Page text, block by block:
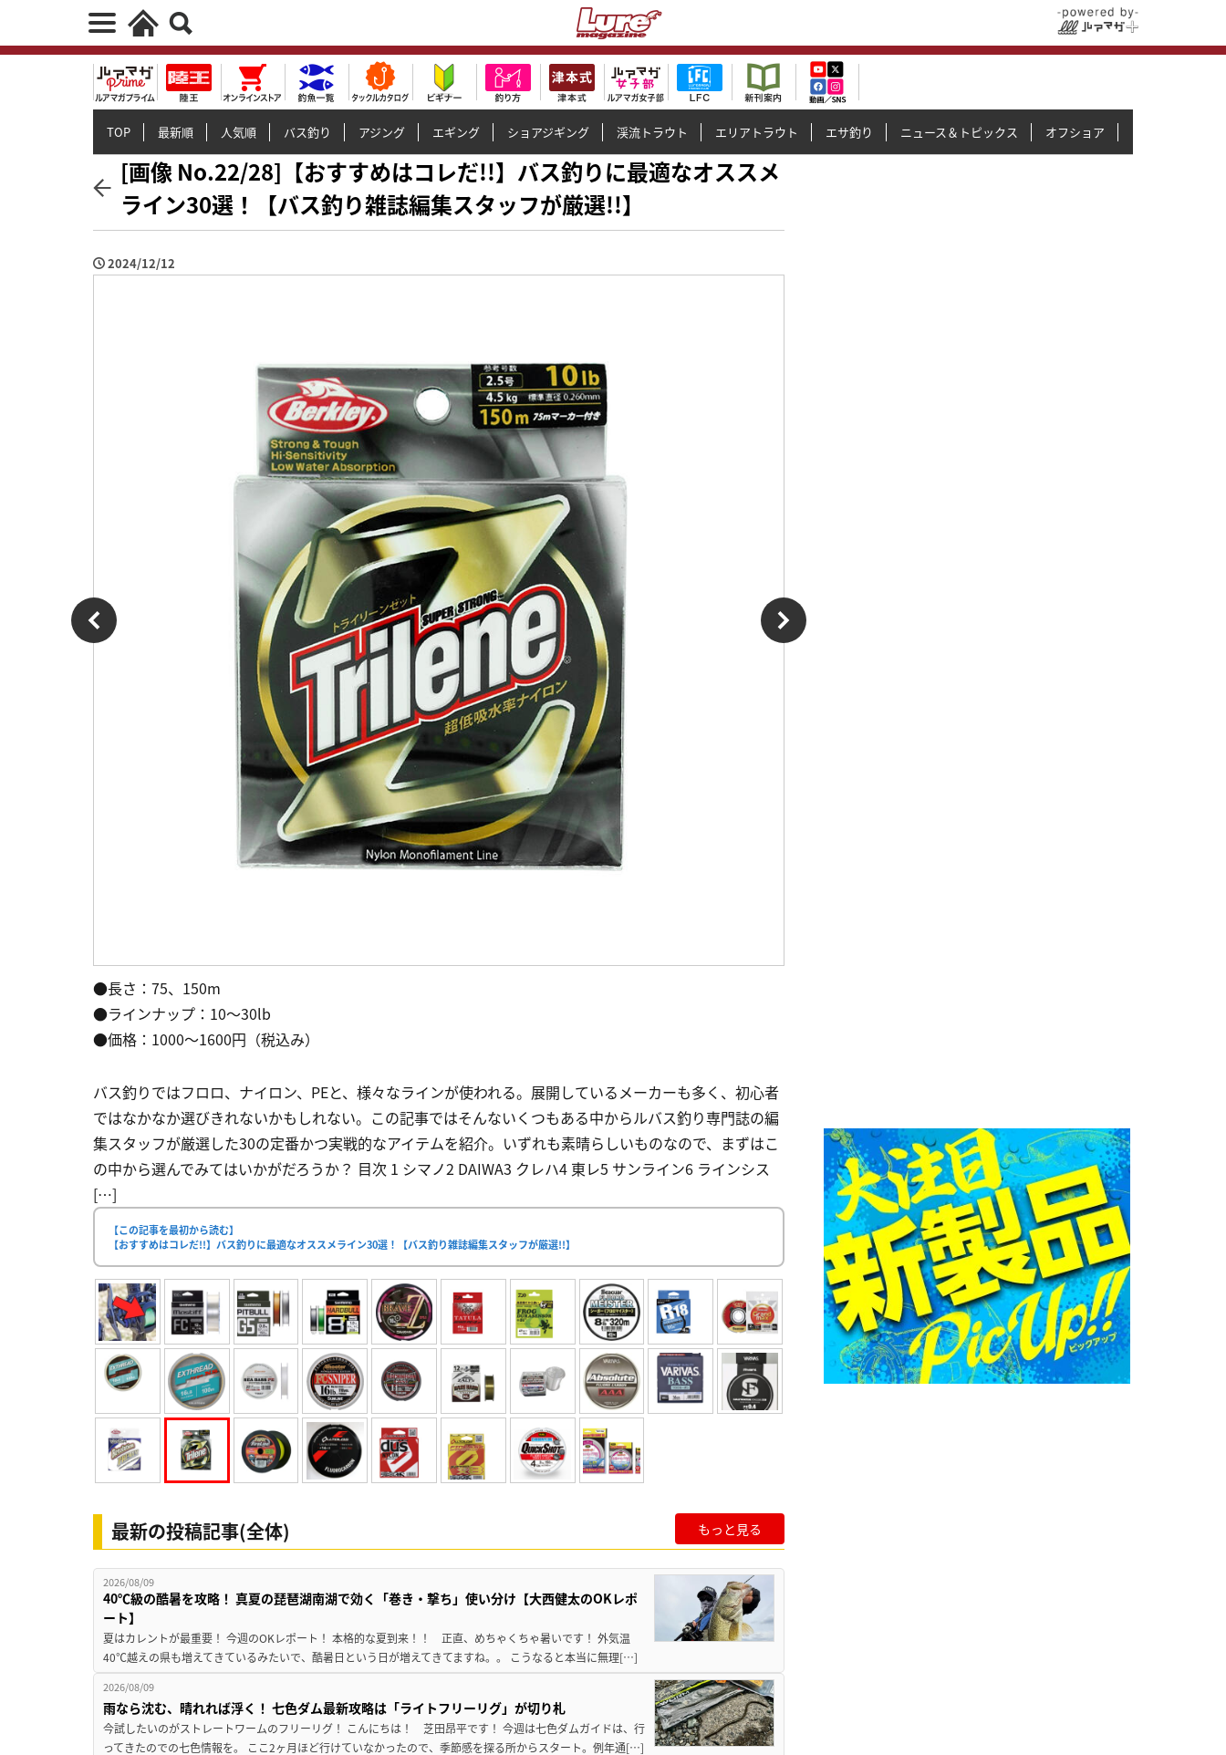
TOP 最新順 人気順 バス釣り アジング エギング ショアジギング 渓流トラウト エリアトラウト エサ釣り ニュース＆トピックス オフショア
[画像 No.22/28]【おすすめはコレだ!!】バス釣りに最適なオススメ
ライン30選！【バス釣り雑誌編集スタッフが厳選!!】
2024/12/12
●長さ：75、150m
●ラインナップ：10～30lb
●価格：1000〜1600円（税込み）
バス釣りではフロロ、ナイロン、PEと、様々なラインが使われる。展開しているメーカーも多く、初心者
ではなかなか選びきれないかもしれない。この記事ではそんないくつもある中からルバス釣り専門誌の編
集スタッフが厳選した30の定番かつ実戦的なアイテムを紹介。いずれも素晴らしいものなので、まずはこ
の中から選んでみてはいかがだろうか？ 目次 1 シマノ2 DAIWA3 クレハ4 東レ5 サンライン6 ラインシス
[…]
【この記事を最初から読む】
【おすすめはコレだ!!】バス釣りに最適なオススメライン30選！【バス釣り雑誌編集スタッフが厳選!!】
最新の投稿記事(全体) もっと見る
2026/08/09
40℃級の酷暑を攻略！ 真夏の琵琶湖南湖で効く「巻き・撃ち」使い分け【大西健太のOKレポ
ート】
夏はカレントが最重要！ 今週のOKレポート！ 本格的な夏到来！！ 正直、めちゃくちゃ暑いです！ 外気温
40℃越えの県も増えてきているみたいで、酷暑日という日が増えてきてますね。。 こうなると本当に無理[…]
2026/08/09
雨なら沈む、晴れれば浮く！ 七色ダム最新攻略は「ライトフリーリグ」が切り札
今試したいのがストレートワームのフリーリグ！ こんにちは！ 芝田昂平です！ 今週は七色ダムガイドは、行
ってきたのでの七色情報を。 ここ2ヶ月ほど行けていなかったので、季節感を探る所からスタート。例年通[…]